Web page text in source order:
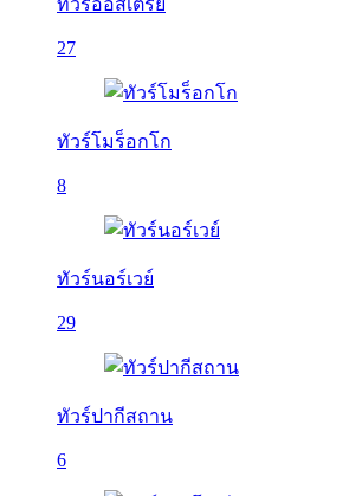
ทัวร์ออสเตรีย
27
ทัวร์โมร็อกโก
8
ทัวร์นอร์เวย์
29
ทัวร์ปากีสถาน
6